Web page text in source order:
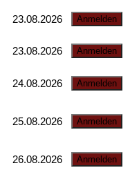
23.08.2026
23.08.2026
24.08.2026
25.08.2026
26.08.2026